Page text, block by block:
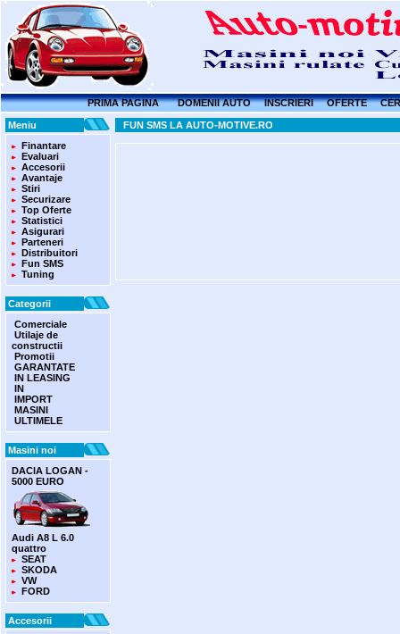
PRIMA PAGINA DOMENII AUTO INSCRIERI OFERTE
Meniu
Finantare
Evaluari
Accesorii
Avantaje
Stiri
Securizare
Top Oferte
Statistici
Asigurari
Parteneri
Distribuitori
Fun SMS
Tuning
Categorii
Comerciale
Utilaje de
constructii
Promotii
GARANTATE
IN LEASING
IN
IMPORT
MASINI
ULTIMELE
Masini noi
DACIA LOGAN -
5000 EURO
Audi A8 L 6.0
quattro
SEAT
SKODA
VW
FORD
Accesorii
FUN SMS LA AUTO-MOTIVE.RO